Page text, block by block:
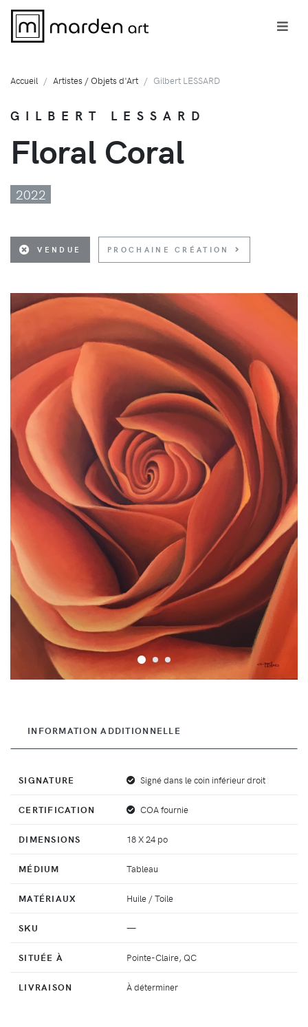
Accueil Artistes / Objets d'Art Gilbert LESSARD
GILBERT LESSARD
Floral Coral
2022
VENDUE PROCHAINE CRÉATION
INFORMATION ADDITIONNELLE
SIGNATURE Signé dans le coin inférieur droit
CERTIFICATION COA fournie
DIMENSIONS 18 X 24 po
MÉDIUM Tableau
MATÉRIAUX Huile / Toile
SKU —
SITUÉE À Pointe-Claire, QC
LIVRAISON À déterminer